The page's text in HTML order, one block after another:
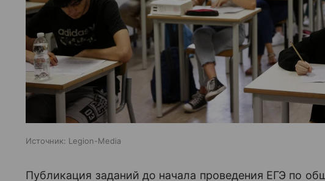
Источник: Legion-Media
Публикация заданий до начала проведения ЕГЭ по